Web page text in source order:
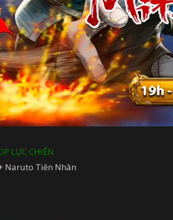
LỰC CHIẾN
Naruto Tiên Nhân